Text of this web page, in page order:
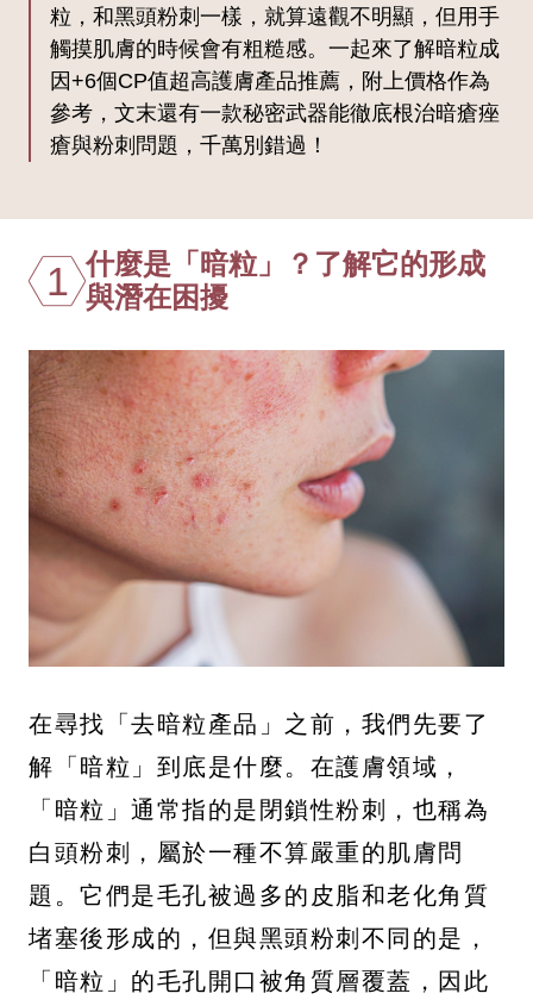
粒，和黑頭粉刺一樣，就算遠觀不明顯，但用手
觸摸肌膚的時候會有粗糙感。一起來了解暗粒成
因+6個CP值超高護膚產品推薦，附上價格作為
參考，文末還有一款秘密武器能徹底根治暗瘡痤
瘡與粉刺問題，千萬別錯過！
1 什麼是「暗粒」？了解它的形成
與潛在困擾
在尋找「去暗粒產品」之前，我們先要了
解「暗粒」到底是什麼。在護膚領域，
「暗粒」通常指的是閉鎖性粉刺，也稱為
白頭粉刺，屬於一種不算嚴重的肌膚問
題。它們是毛孔被過多的皮脂和老化角質
堵塞後形成的，但與黑頭粉刺不同的是，
「暗粒」的毛孔開口被角質層覆蓋，因此